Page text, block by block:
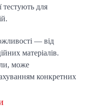
тестують для
— від
матеріалів.
може
конкретних